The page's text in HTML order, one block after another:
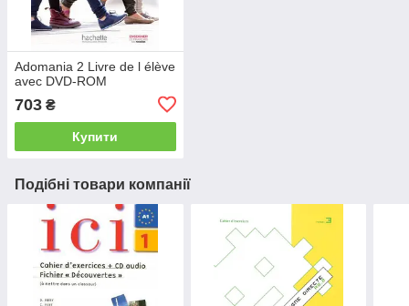
Adomania 2 Livre de l élève
avec DVD-ROM
703 ₴
Купити
Подібні товари компанії